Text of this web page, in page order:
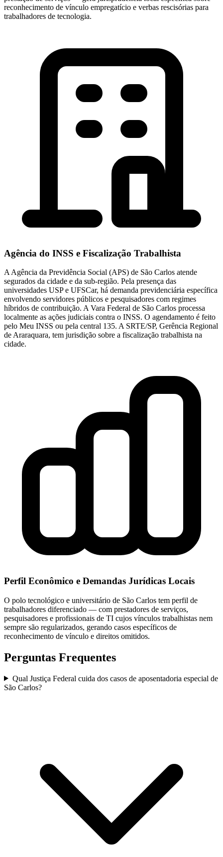
reconhecimento de vínculo empregatício e verbas rescisórias para
trabalhadores de tecnologia.
Agência do INSS e Fiscalização Trabalhista
A Agência da Previdência Social (APS) de São Carlos atende
segurados da cidade e da sub-região. Pela presença das
universidades USP e UFSCar, há demanda previdenciária específica
envolvendo servidores públicos e pesquisadores com regimes
híbridos de contribuição. A Vara Federal de São Carlos processa
localmente as ações judiciais contra o INSS. O agendamento é feito
pelo Meu INSS ou pela central 135. A SRTE/SP, Gerência Regional
de Araraquara, tem jurisdição sobre a fiscalização trabalhista na
cidade.
Perfil Econômico e Demandas Jurídicas Locais
O polo tecnológico e universitário de São Carlos tem perfil de
trabalhadores diferenciado — com prestadores de serviços,
pesquisadores e profissionais de TI cujos vínculos trabalhistas nem
sempre são regularizados, gerando casos específicos de
reconhecimento de vínculo e direitos omitidos.
Perguntas Frequentes
Qual Justiça Federal cuida dos casos de aposentadoria especial de
São Carlos?